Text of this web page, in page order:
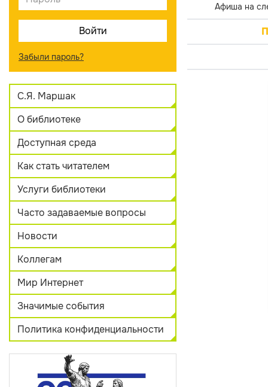
Забыли пароль?
С.Я. Маршак
О библиотеке
Доступная среда
Как стать читателем
Услуги библиотеки
Часто задаваемые вопросы
Новости
Коллегам
Мир Интернет
Значимые события
Политика конфиденциальности
Афиша на